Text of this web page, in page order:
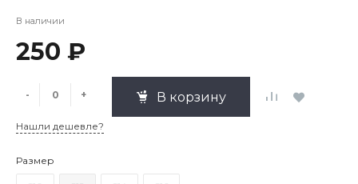
В наличии
250 ₽
- + В корзину
Нашли дешевле?
Размер